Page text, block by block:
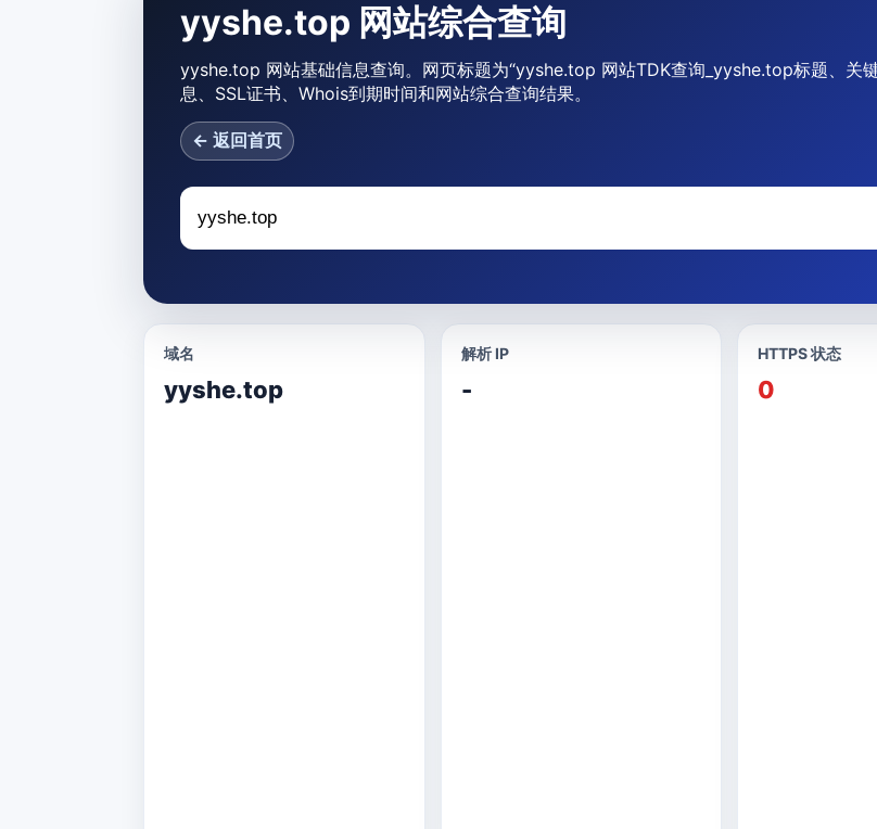
yyshe.top 网站综合查询
yyshe.top 网站基础信息查询。网页标题为“yyshe.top 网站TDK查询_yyshe.top标题、关
息、SSL证书、Whois到期时间和网站综合查询结果。
← 返回首页
域名
yyshe.top
解析 IP
-
HTTPS 状态
0